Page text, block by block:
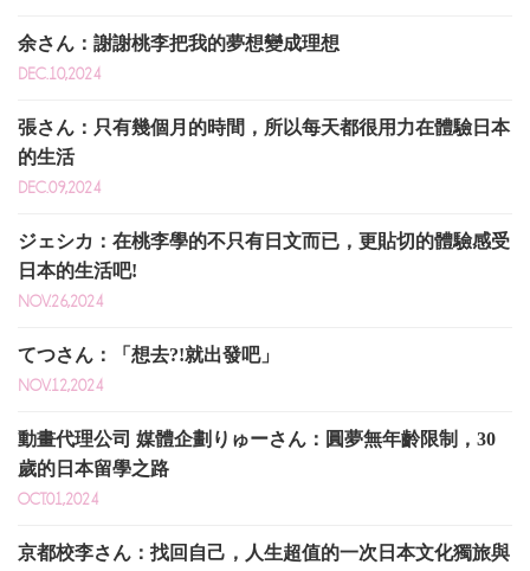
余さん：謝謝桃李把我的夢想變成理想
DEC.10,2024
張さん：只有幾個月的時間，所以每天都很用力在體驗日本
的生活
DEC.09,2024
ジェシカ：在桃李學的不只有日文而已，更貼切的體驗感受
日本的生活吧!
NOV.26,2024
てつさん：「想去?!就出發吧」
NOV.12,2024
動畫代理公司 媒體企劃りゅーさん：圓夢無年齡限制，30
歲的日本留學之路
OCT.01,2024
京都校李さん：找回自己，人生超值的一次日本文化獨旅與